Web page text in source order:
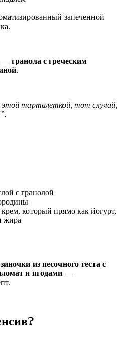
запеченной
— гранола с греческим
.
этой тарталеткой, тот случай,
с гранолой
который прямо как йогурт,
жира
из песочного теста с
и ягодами —